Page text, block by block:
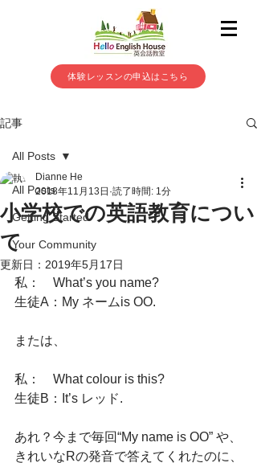
体験レッスンの申込はこちら
記事
All Posts
Getting Started
Your Community
All Posts
小学校での英語教育につい
て
Dianne He
2018年11月13日 読了時間: 1分
更新日： 2019年5月17日
私：　What’s you name?
生徒A：My ネームis OO.
または、
私：　What colour is this?
生徒B：It’s レッド.
あれ？今まで毎回“My name is OO” や、
きれいなRの発音で答えてくれたのに、